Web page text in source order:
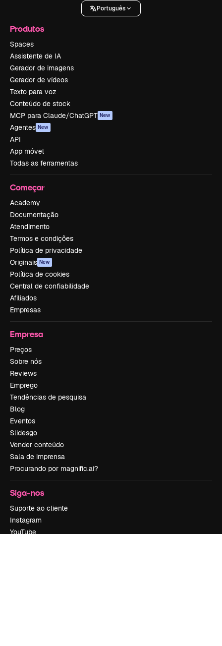
Português
Produtos
Spaces
Assistente de IA
Gerador de imagens
Gerador de vídeos
Texto para voz
Conteúdo de stock
MCP para Claude/ChatGPT New
Agentes New
API
App móvel
Todas as ferramentas
Começar
Academy
Documentação
Atendimento
Termos e condições
Política de privacidade
Originais New
Política de cookies
Central de confiabilidade
Afiliados
Empresas
Empresa
Preços
Sobre nós
Reviews
Emprego
Tendências de pesquisa
Blog
Eventos
Slidesgo
Vender conteúdo
Sala de imprensa
Procurando por magnific.ai?
Siga-nos
Suporte ao cliente
Instagram
YouTube